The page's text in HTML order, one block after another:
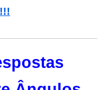
!!!